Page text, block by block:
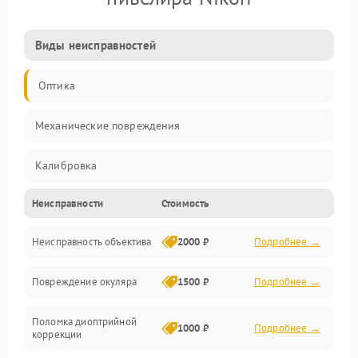
Виды неисправностей
Оптика
Механические повреждения
Калибровка
Механика
Электропитание
Электроника
Аксессуары
Неисправности Стоимость
Неисправность объектива 2000 ₽ Подробнее →
Повреждение окуляра 1500 ₽ Подробнее →
Поломка диоптрийной
коррекции
1000 ₽ Подробнее →